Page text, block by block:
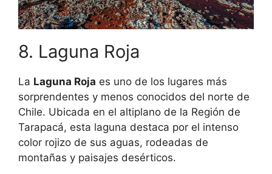
8. Laguna Roja
La Laguna Roja es uno de los lugares más
sorprendentes y menos conocidos del norte de
Chile. Ubicada en el altiplano de la Región de
Tarapacá, esta laguna destaca por el intenso
color rojizo de sus aguas, rodeadas de
montañas y paisajes desérticos.